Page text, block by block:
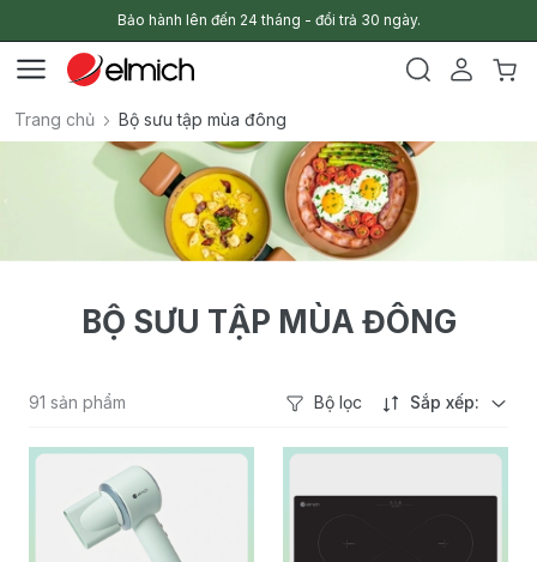
Bảo hành lên đến 24 tháng - đổi trả 30 ngày.
Trang chủ Bộ sưu tập mùa đông
BỘ SƯU TẬP MÙA ĐÔNG
91 sản phẩm Bộ lọc Sắp xếp: